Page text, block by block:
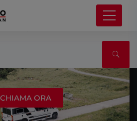
what you’re looking for.
CHIAMA ORA